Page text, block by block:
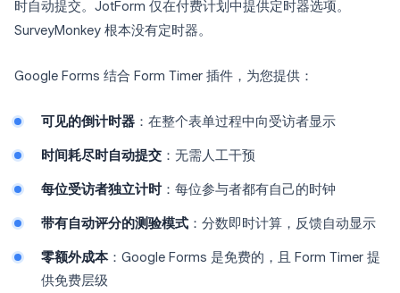
时自动提交。JotForm 仅在付费计划中提供定时器选项。
SurveyMonkey 根本没有定时器。
Google Forms 结合 Form Timer 插件，为您提供：
可见的倒计时器 ：在整个表单过程中向受访者显示
时间耗尽时自动提交 ：无需人工干预
每位受访者独立计时：每位参与者都有自己的时钟
带有自动评分的测验模式 ：分数即时计算，反馈自动显示
零额外成本：Google Forms 是免费的，且 Form Timer 提
供免费层级